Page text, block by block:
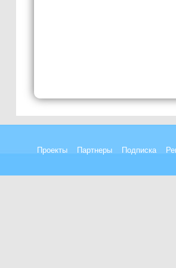
Проекты Партнеры Подписка